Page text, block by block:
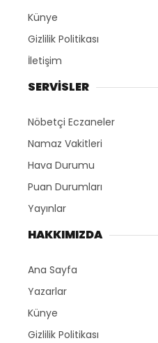
Künye
Gizlilik Politikası
İletişim
SERVİSLER
Nöbetçi Eczaneler
Namaz Vakitleri
Hava Durumu
Puan Durumları
Yayınlar
HAKKIMIZDA
Ana Sayfa
Yazarlar
Künye
Gizlilik Politikası